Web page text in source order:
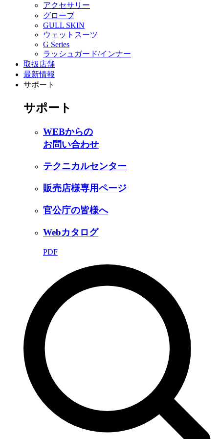
アクセサリー
グローブ
GULL SKIN
ウェットスーツ
G Series
ラッシュガード/インナー
取扱店舗
最新情報
サポート
サポート
WEBからの
お問い合わせ
テクニカルセンター
販売店様専用ページ
官公庁の皆様へ
Webカタログ
PDF